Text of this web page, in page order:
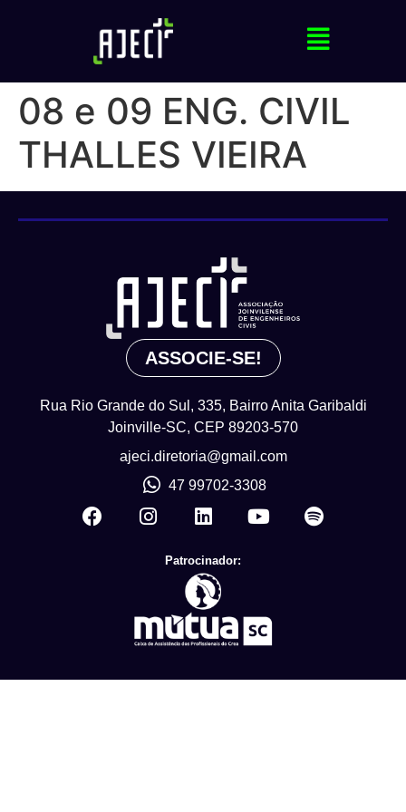
08 e 09 ENG. CIVIL
THALLES VIEIRA
ASSOCIE-SE!
Rua Rio Grande do Sul, 335, Bairro Anita Garibaldi
Joinville-SC, CEP 89203-570
ajeci.diretoria@gmail.com
47 99702-3308
Patrocinador: